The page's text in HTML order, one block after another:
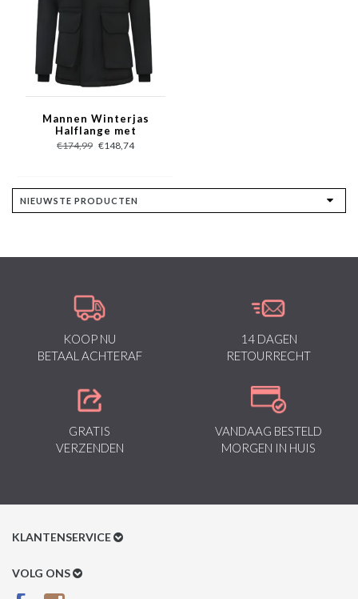
Mannen Winterjas
Halflange met
Capuchon -7503 -
Zwart
€174,99 €148,74
KOOP NU
BETAAL ACHTERAF
14 DAGEN
RETOURRECHT
GRATIS
VERZENDEN
VANDAAG BESTELD
MORGEN IN HUIS
KLANTENSERVICE
Klantenservice
Betaalmethoden
VOLG ONS